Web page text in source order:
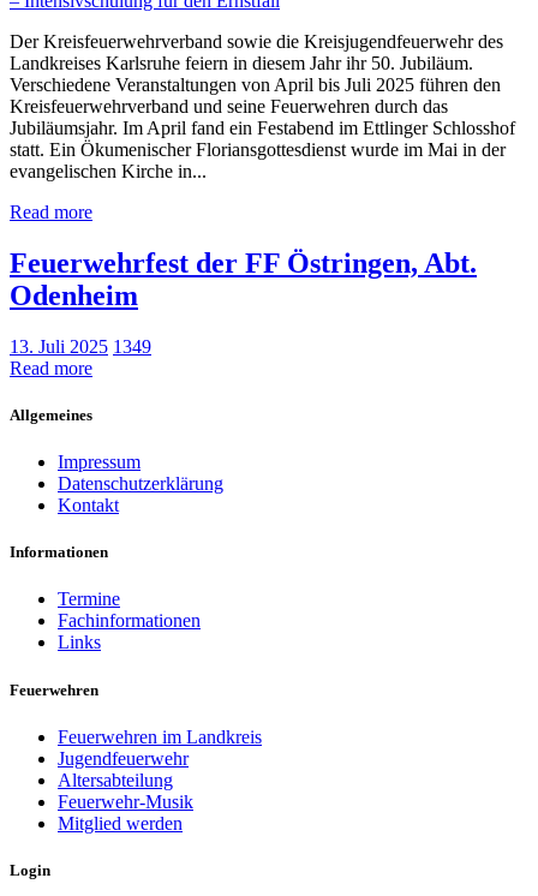
Der Kreisfeuerwehrverband sowie die Kreisjugendfeuerwehr des
Landkreises Karlsruhe feiern in diesem Jahr ihr 50. Jubiläum.
Verschiedene Veranstaltungen von April bis Juli 2025 führen den
Kreisfeuerwehrverband und seine Feuerwehren durch das
Jubiläumsjahr. Im April fand ein Festabend im Ettlinger Schlosshof
statt. Ein Ökumenischer Floriansgottesdienst wurde im Mai in der
evangelischen Kirche in...
Read more
Feuerwehrfest der FF Östringen, Abt.
Odenheim
13. Juli 2025 1349
Read more
Allgemeines
Impressum
Datenschutzerklärung
Kontakt
Informationen
Termine
Fachinformationen
Links
Feuerwehren
Feuerwehren im Landkreis
Jugendfeuerwehr
Altersabteilung
Feuerwehr-Musik
Mitglied werden
Login